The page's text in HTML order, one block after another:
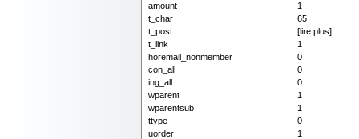
amount
1
t_char
65
t_post
[lire plus]
t_link
1
horemail_nonmember
0
con_all
0
ing_all
0
wparent
1
wparentsub
1
ttype
0
uorder
1